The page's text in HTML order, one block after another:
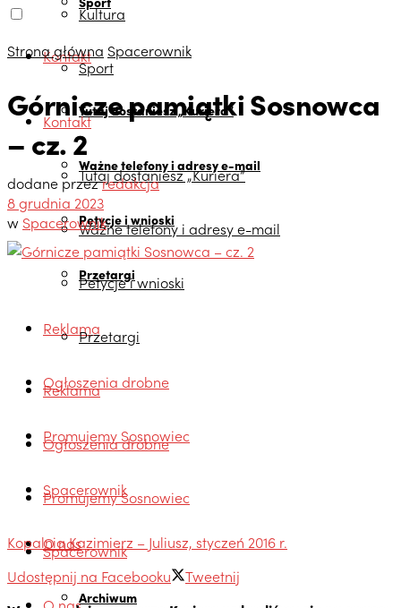
Kontakt
Tutaj dostaniesz „Kuriera”
Ważne telefony i adresy e-mail
Petycje i wnioski
Przetargi
Reklama
Ogłoszenia drobne
Promujemy Sosnowiec
Spacerownik
O nas
Archiwum
Kultura
Sport
Kontakt
Tutaj dostaniesz „Kuriera”
Ważne telefony i adresy e-mail
Petycje i wnioski
Przetargi
Reklama
Ogłoszenia drobne
Promujemy Sosnowiec
Spacerownik
Strona główna Spacerownik
Górnicze pamiątki Sosnowca
– cz. 2
dodane przezredakcja
8 grudnia 2023
w Spacerownik
Kopalnia Kazimierz – Juliusz, styczeń 2016 r.
Udostępnij na Facebooku
Tweetnij